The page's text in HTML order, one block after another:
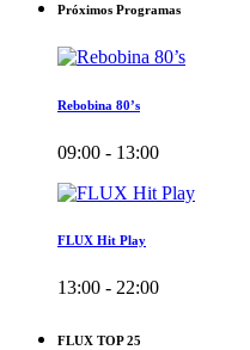
Próximos Programas
Rebobina 80’s
09:00 - 13:00
FLUX Hit Play
13:00 - 22:00
FLUX TOP 25